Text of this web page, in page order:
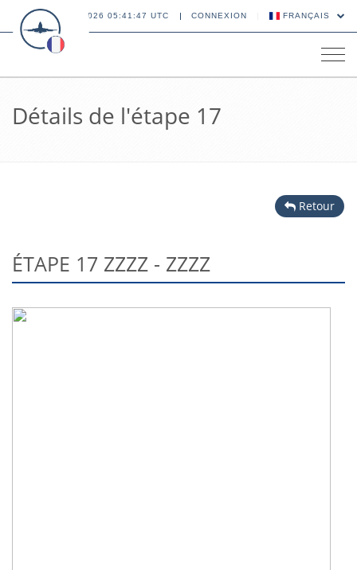
07 AOÛT 2026 05:41:47 UTC CONNEXION FRANÇAIS
Détails de l'étape 17
Retour
ÉTAPE 17 ZZZZ - ZZZZ